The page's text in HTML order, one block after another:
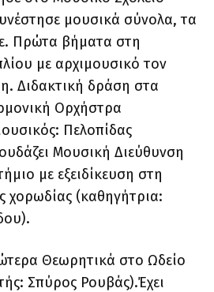
μουσικά σύνολα, τα
Πρώτα βήματα στη
με αρχιμουσικό τον
Διδακτική δράση στα
Ορχήστρα
Πελοπίδας
Μουσική Διεύθυνση
με εξειδίκευση στη
χορωδίας (καθηγήτρια:
Θεωρητικά στο Ωδείο
Σπύρος Ρουβάς).Έχει